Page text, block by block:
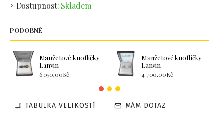
Dostupnost: Skladem
PODOBNÉ
Manžetové knoflíčky
Lanvin
6 050,00Kč
Manžetové knoflíčky
Lanvin
4 700,00Kč
TABULKA VELIKOSTÍ MÁM DOTAZ